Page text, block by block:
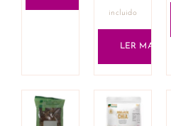
incluido
LER MAIS